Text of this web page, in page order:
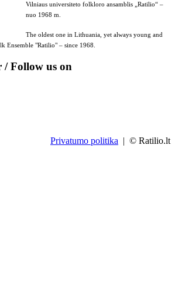
Vilniaus universiteto folkloro ansamblis „Ratilio“ –
nuo 1968 m.
The oldest one in Lithuania, yet always young and
Ensemble "Ratilio" – since 1968.
/ Follow us on
Privatumo politika | © Ratilio.lt